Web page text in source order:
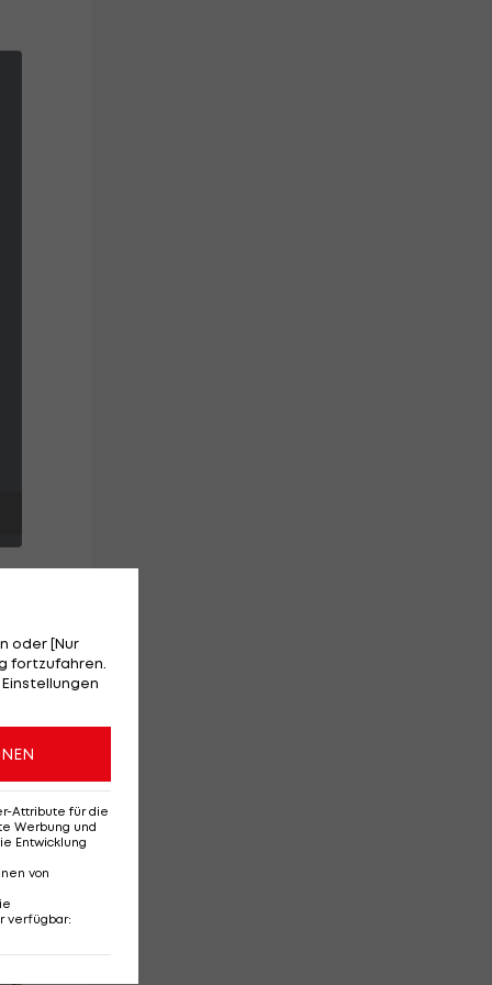
oder [Nur
fortzufahren.
Attribute für die
Werbung und
Entwicklung
von
verfügbar: